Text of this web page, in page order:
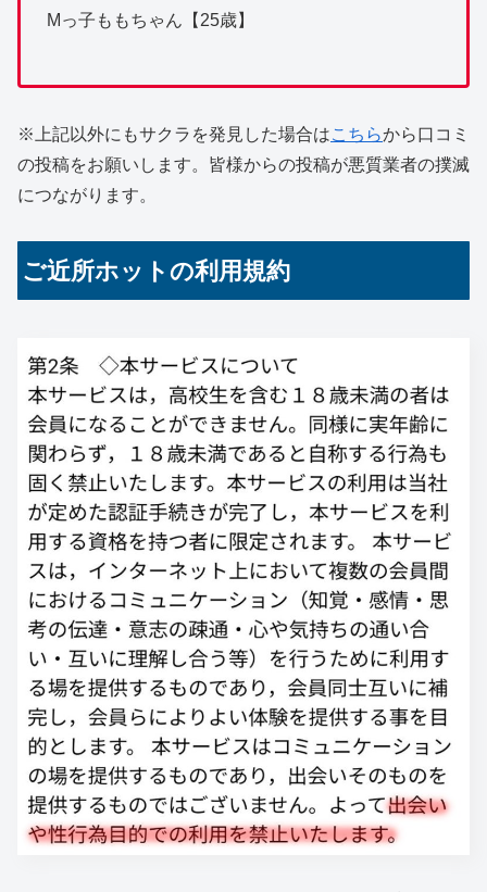
Mっ子ももちゃん【25歳】
※上記以外にもサクラを発見した場合はこちらから口コミ
の投稿をお願いします。皆様からの投稿が悪質業者の撲滅
につながります。
ご近所ホットの利用規約